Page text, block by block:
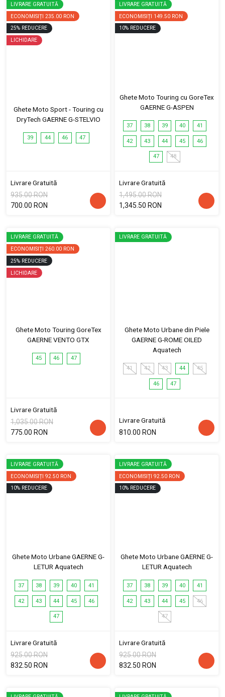
LIVRARE GRATUITĂ
ECONOMISIȚI 235.00 RON
25% REDUCERE
LICHIDARE
Ghete Moto Sport - Touring cu
DryTech GAERNE G-STELVIO
39 44 46 47
Livrare Gratuită
935.00 RON
700.00 RON
LIVRARE GRATUITĂ
ECONOMISIȚI 149.50 RON
10% REDUCERE
Ghete Moto Touring cu GoreTex
GAERNE G-ASPEN
37 38 39 40 41
42 43 44 45 46
47 48
Livrare Gratuită
1,495.00 RON
1,345.50 RON
LIVRARE GRATUITĂ
ECONOMISIȚI 260.00 RON
25% REDUCERE
LICHIDARE
Ghete Moto Touring GoreTex
GAERNE VENTO GTX
45 46 47
Livrare Gratuită
1,035.00 RON
775.00 RON
LIVRARE GRATUITĂ
Ghete Moto Urbane din Piele
GAERNE G-ROME OILED
Aquatech
41 42 43 44 45
46 47
Livrare Gratuită
810.00 RON
LIVRARE GRATUITĂ
ECONOMISIȚI 92.50 RON
10% REDUCERE
Ghete Moto Urbane GAERNE G-
LETUR Aquatech
37 38 39 40 41
42 43 44 45 46
47
Livrare Gratuită
925.00 RON
832.50 RON
LIVRARE GRATUITĂ
ECONOMISIȚI 92.50 RON
10% REDUCERE
Ghete Moto Urbane GAERNE G-
LETUR Aquatech
37 38 39 40 41
42 43 44 45 46
47
Livrare Gratuită
925.00 RON
832.50 RON